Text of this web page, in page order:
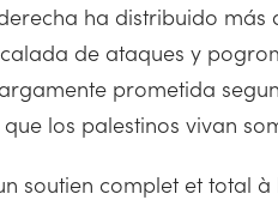
ha distribuido más
de ataques y
prometida
los palestinos vivan
soutien complet et